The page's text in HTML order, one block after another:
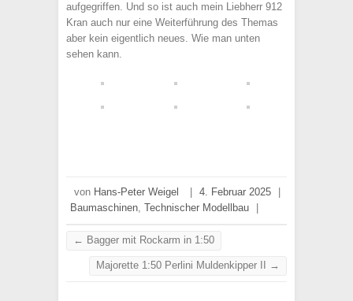
aufgegriffen. Und so ist auch mein Liebherr 912
Kran auch nur eine Weiterführung des Themas
aber kein eigentlich neues. Wie man unten
sehen kann.
von Hans-Peter Weigel 4. Februar 2025
Baumaschinen, Technischer Modellbau
← Bagger mit Rockarm in 1:50
Majorette 1:50 Perlini Muldenkipper II →